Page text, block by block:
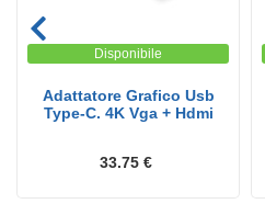
Disponibile
Adattatore Grafico Usb
Type-C. 4K Vga + Hdmi
33.75 €